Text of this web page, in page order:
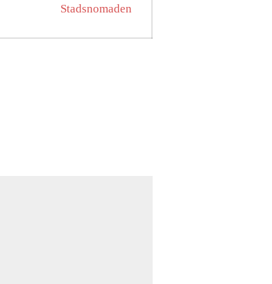
Volgend
Stadsnomaden